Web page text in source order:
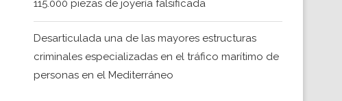
115.000 piezas de joyería falsificada
Desarticulada una de las mayores estructuras
criminales especializadas en el tráfico marítimo de
personas en el Mediterráneo